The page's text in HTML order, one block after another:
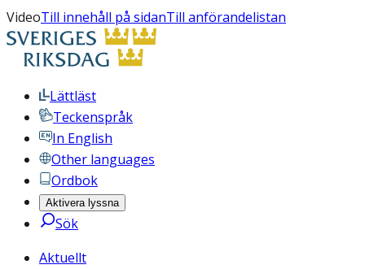
VideoTill innehåll på sidanTill anförandelistan
Lättläst
Teckenspråk
In English
Other languages
Ordbok
Aktivera lyssna
Sök
Aktuellt